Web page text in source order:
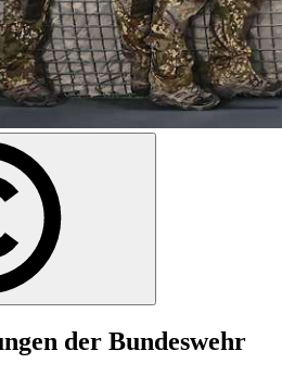
der Bundeswehr